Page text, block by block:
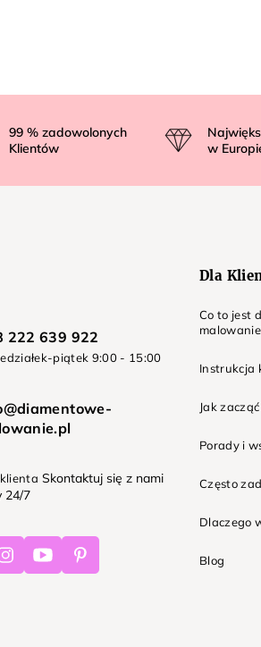
99% zadowolonych
Klientów
w
222 639 922
piątek 9:00 - 15:00
Skontaktuj się z nami
24/7
YoutubePinterest
Dla
Co to jest
Instrukcja
Jak
Porady i
Często
Dlaczego
Blog